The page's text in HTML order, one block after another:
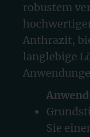
robustem
Anthrazit,
langlebige
Sie